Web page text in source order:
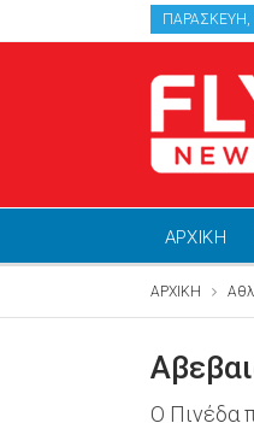
ΠΑΡΑΣΚΕΥΉ,
ΑΡΧΙΚΗ
ΑΡΧΙΚΗ
Ο Πινέδα